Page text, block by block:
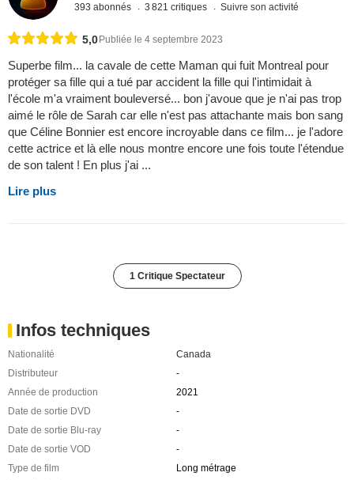
393 abonnés 3 821 critiques Suivre son activité
5,0 Publiée le 4 septembre 2023
Superbe film... la cavale de cette Maman qui fuit Montreal pour
protéger sa fille qui a tué par accident la fille qui l'intimidait à
l'école m'a vraiment bouleversé... bon j'avoue que je n'ai pas trop
aimé le rôle de Sarah car elle n'est pas attachante mais bon sang
que Céline Bonnier est encore incroyable dans ce film... je l'adore
cette actrice et là elle nous montre encore une fois toute l'étendue
de son talent ! En plus j'ai ...
Lire plus
1 Critique Spectateur
Infos techniques
Nationalité
Canada
Distributeur
-
Année de production
2021
Date de sortie DVD
-
Date de sortie Blu-ray
-
Date de sortie VOD
-
Type de film
Long métrage